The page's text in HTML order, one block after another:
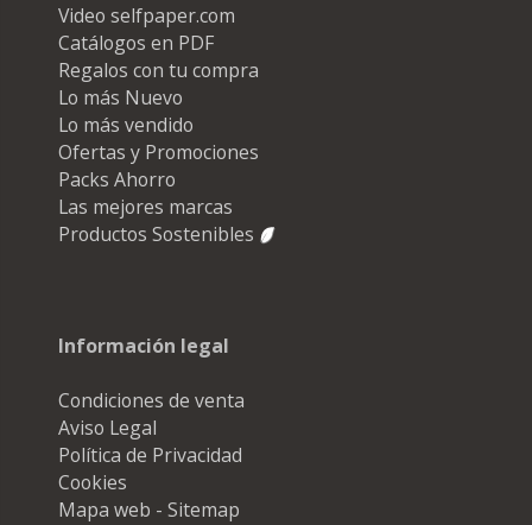
Video selfpaper.com
Catálogos en PDF
Regalos con tu compra
Lo más Nuevo
Lo más vendido
Ofertas y Promociones
Packs Ahorro
Las mejores marcas
Productos Sostenibles
Información legal
Condiciones de venta
Aviso Legal
Política de Privacidad
Cookies
Mapa web - Sitemap